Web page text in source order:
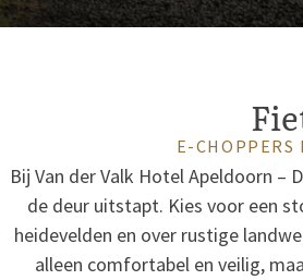
E-
Bij Van der Valk Hotel Apeldoorn –
de deur uitstapt. Kies voor een
heidevelden en over rustige
alleen comfortabel en veilig,